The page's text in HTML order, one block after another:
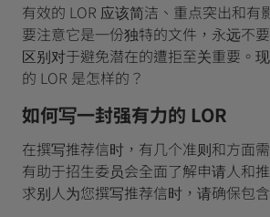
有效的 LOR 应该简洁、重点突出和有
要注意它是一份独特的文件，永远不
区别对于避免潜在的遭拒至关重要。
的 LOR 是怎样的？
如何写一封强有力的 LOR
在撰写推荐信时，有几个准则和方面
有助于招生委员会全面了解申请人和
求别人为您撰写推荐信时，请确保包